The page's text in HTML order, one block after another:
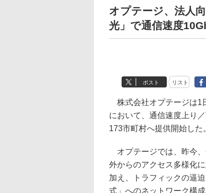
オプテージ、法人
光」で通信速度
ポスト リスト
株式会社オプテージは1
において、通信速度上り
173市町村へ提供開始した
オプテージでは、昨今
外からのアクセス多様化
加え、トラフィックの逼
式」へのネットワーク構